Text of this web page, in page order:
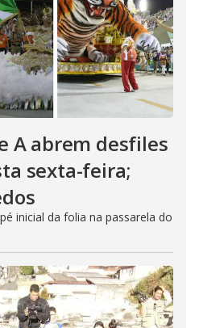
A abrem desfiles
sexta-feira;
inicial da folia na passarela do